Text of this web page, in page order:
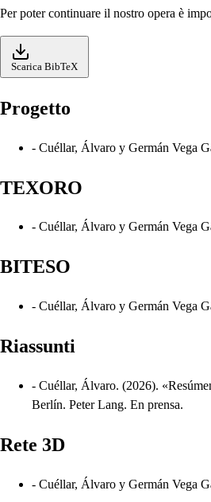
Per poter continuare il nostro opera è
Scarica BibTeX
Progetto
- Cuéllar, Álvaro y Germán Vega
TEXORO
- Cuéllar, Álvaro y Germán Vega
BITESO
- Cuéllar, Álvaro y Germán Vega
Riassunti
- Cuéllar, Álvaro. (2026).
Berlín. Peter Lang. En prensa.
Rete 3D
- Cuéllar, Álvaro y Germán Vega